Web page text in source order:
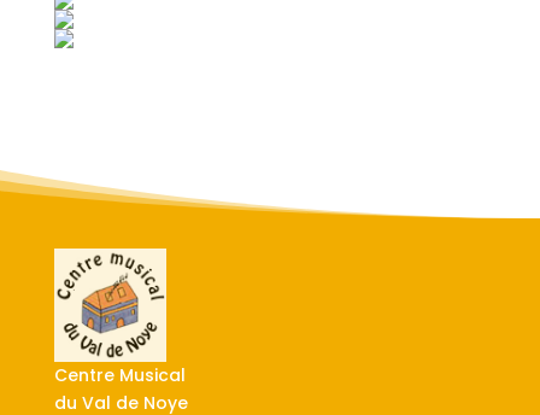
Centre Musical
du Val de Noye